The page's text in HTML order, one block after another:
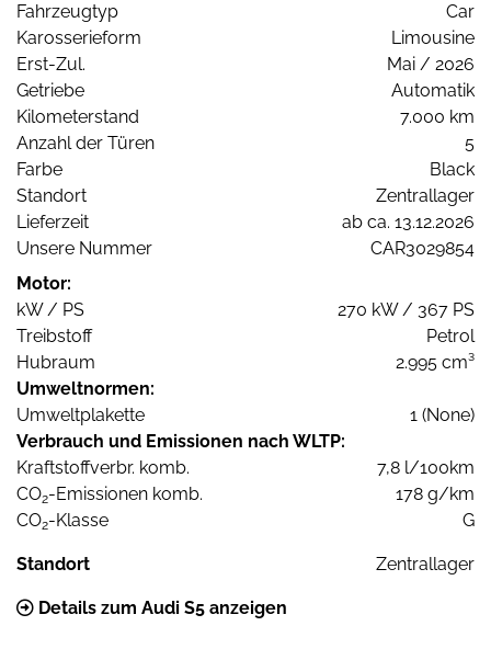
Fahrzeugtyp
Car
Karosserieform
Limousine
Erst-Zul.
Mai / 2026
Getriebe
Automatik
Kilometerstand
7.000 km
Anzahl der Türen
5
Farbe
Black
Standort
Zentrallager
Lieferzeit
ab ca. 13.12.2026
Unsere Nummer
CAR3029854
Motor:
kW / PS
270 kW / 367 PS
Treibstoff
Petrol
Hubraum
2.995 cm³
Umweltnormen:
Umweltplakette
1 (None)
Verbrauch und Emissionen nach WLTP:
Kraftstoffverbr. komb.
7,8 l/100km
CO2-Emissionen komb.
178 g/km
CO2-Klasse G
Standort Zentrallager
Details zum Audi S5 anzeigen